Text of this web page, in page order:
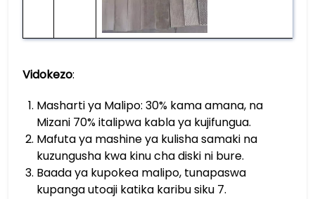
Vidokezo:
Masharti ya Malipo: 30% kama amana, na
Mizani 70% italipwa kabla ya kujifungua.
Mafuta ya mashine ya kulisha samaki na
kuzungusha kwa kinu cha diski ni bure.
Baada ya kupokea malipo, tunapaswa
kupanga utoaji katika karibu siku 7.